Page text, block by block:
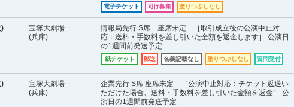
電子チケット 同行募集 塗りつぶしなし
)
宝塚大劇場
(兵庫)
情報局先行 S席 座席未定 ［取引成立後の公演中止対
応：送料・手数料を差し引いた全額を返金します］ 公演日
の1週間前発送予定
紙チケット 郵送 名義記載なし 塗りつぶしなし 質問受付
)
宝塚大劇場
(兵庫)
企業先行 S席 座席未定 ［公演中止対応：チケット返送い
ただけた場合、送料・手数料を差し引いた金額を返金］ 公
演日の1週間前発送予定